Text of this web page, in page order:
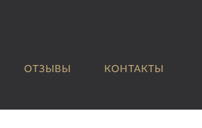
ОТЗЫВЫ КОНТАКТЫ